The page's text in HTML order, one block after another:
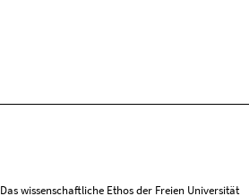
Das wissenschaftliche Ethos der Freien Universität